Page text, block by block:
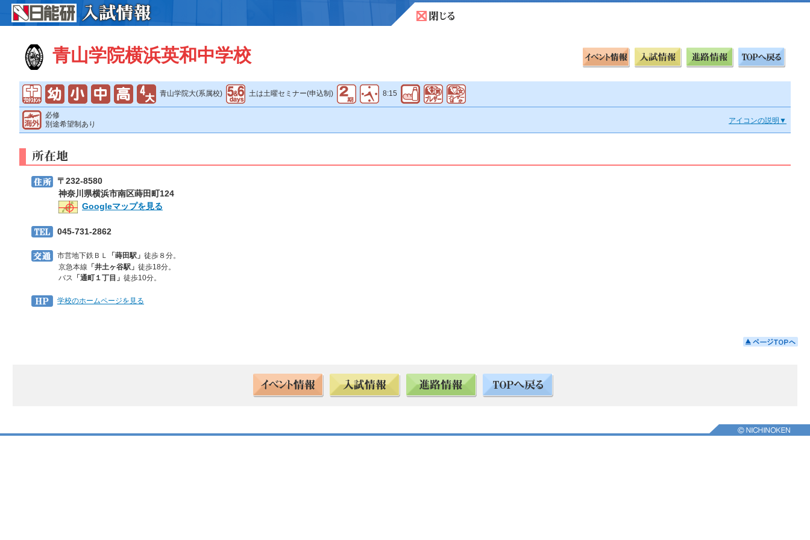
青山学院横浜英和中学校
青山学院大(系属校) 土は土曜セミナー(申込制) 8:15
必修
別途希望制あり
アイコンの説明▼
〒232-8580
神奈川県横浜市南区蒔田町124
Googleマップを見る
045-731-2862
市営地下鉄ＢＬ 「蒔田駅」 徒歩８分。
京急本線 「井土ヶ谷駅」 徒歩18分。
バス 「通町１丁目」 徒歩10分。
学校のホームページを見る